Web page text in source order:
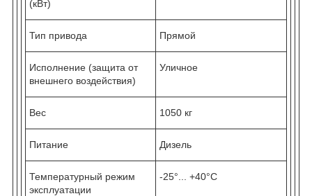
(кВт)
Тип привода Прямой
Исполнение (защита от
внешнего воздействия)
Уличное
Вес 1050 кг
Питание Дизель
Температурный режим
эксплуатации
-25°... +40°С